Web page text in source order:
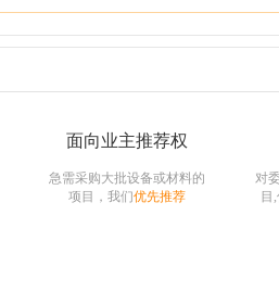
面向业主推荐权
急需采购大批设备或材料的
项目，我们优先推荐
对
目